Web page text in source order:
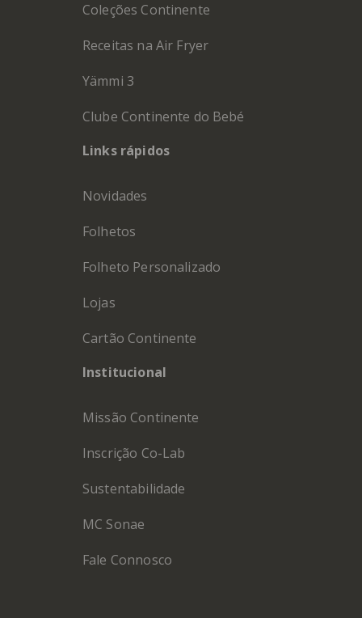
Coleções Continente
Receitas na Air Fryer
Yämmi 3
Clube Continente do Bebé
Links rápidos
Novidades
Folhetos
Folheto Personalizado
Lojas
Cartão Continente
Institucional
Missão Continente
Inscrição Co-Lab
Sustentabilidade
MC Sonae
Fale Connosco